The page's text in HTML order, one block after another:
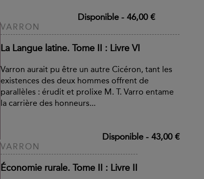
Disponible- 46,00 €
VARRON
La Langue latine. Tome II : Livre VI
Varron aurait pu être un autre Cicéron, tant les
existences des deux hommes offrent de
parallèles : érudit et prolixe M. T. Varro entame
la carrière des honneurs...
Disponible- 43,00 €
VARRON
Économie rurale. Tome II : Livre II